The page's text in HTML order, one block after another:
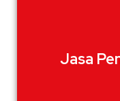
Jasa